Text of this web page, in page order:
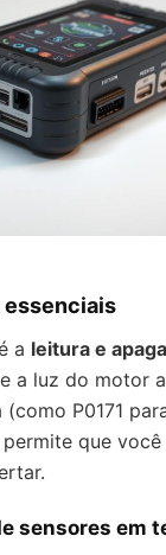
essenciais
a leitura e
a luz do motor
P0171
que você
sensores em